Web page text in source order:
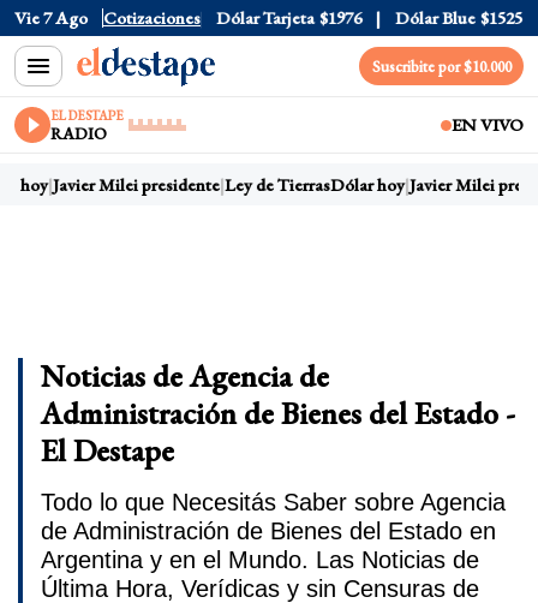
Vie 7 Ago Cotizaciones
Dólar Oficial $1520 Dólar Tarjeta $1976 Dólar Blue $1525
Suscribite por $10.000
EL DESTAPE
RADIO EN VIVO
hoy Javier Milei presidente Ley de TierrasDólar hoy Javier Milei
Noticias de Agencia de
Administración de Bienes del Estado -
El Destape
Todo lo que Necesitás Saber sobre Agencia
de Administración de Bienes del Estado en
Argentina y en el Mundo. Las Noticias de
Última Hora, Verídicas y sin Censuras de